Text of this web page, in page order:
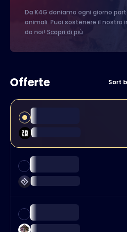
Da K4G doniamo ogni giorno
animali. Puoi sostenere il nostro
da noi! Scopri di più
Offerte Sort